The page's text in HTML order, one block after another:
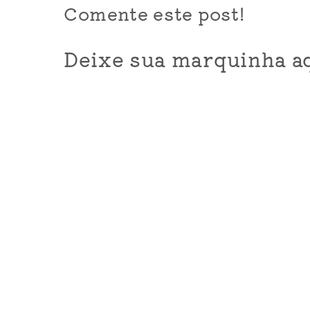
Comente este post!
Deixe sua marquinha